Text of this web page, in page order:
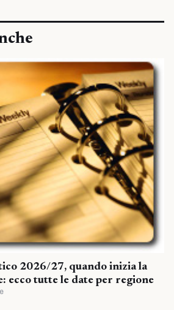
2026/27, quando inizia la
ecco tutte le date per regione